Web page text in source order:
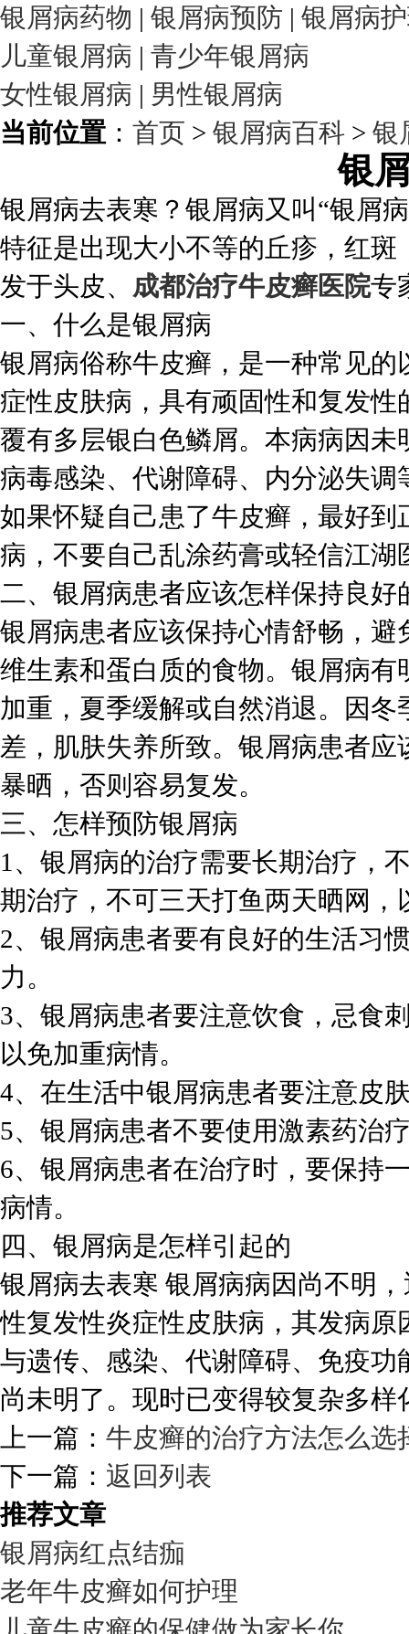
银屑病药物 | 银屑病预防 | 银屑病
儿童银屑病 | 青少年银屑病
女性银屑病 | 男性银屑病
当前位置 ： 首页 > 银屑病百科 > 银
银
银屑病去表寒？银屑病又叫“银屑
特征是出现大小不等的丘疹，红
发于头皮、 成都治疗牛皮癣医院专
一、什么是银屑病
银屑病俗称牛皮癣，是一种常见
症性皮肤病，具有顽固性和复发
覆有多层银白色鳞屑。本病病因
病毒感染、代谢障碍、内分泌失
如果怀疑自己患了牛皮癣，最好
病，不要自己乱涂药膏或轻信江湖
二、银屑病患者应该怎样保持良好
银屑病患者应该保持心情舒畅，
维生素和蛋白质的食物。银屑病
加重，夏季缓解或自然消退。因
差，肌肤失养所致。银屑病患者
暴晒，否则容易复发。
三、怎样预防银屑病
1、银屑病的治疗需要长期治疗，
期治疗，不可三天打鱼两天晒网
2、银屑病患者要有良好的生活习
力。
3、银屑病患者要注意饮食，忌食
以免加重病情。
4、在生活中银屑病患者要注意皮
5、银屑病患者不要使用激素药治
6、银屑病患者在治疗时，要保持
病情。
四、银屑病是怎样引起的
银屑病去表寒 银屑病病因尚不明
性复发性炎症性皮肤病，其发病
与遗传、感染、代谢障碍、免疫
尚未明了。现时已变得较复杂多样
上一篇： 牛皮癣的治疗方法怎么选
下一篇： 返回列表
推荐文章
银屑病红点结痂
老年牛皮癣如何护理